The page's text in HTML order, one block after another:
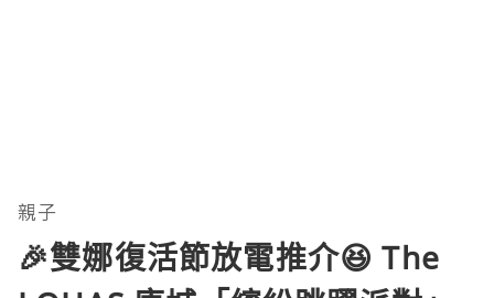
親子
🎉雙娜復活節放電推介😆 The